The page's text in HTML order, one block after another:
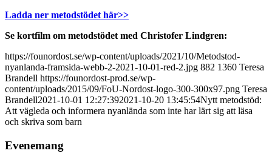
Ladda ner metodstödet här>>
Se kortfilm om metodstödet med Christofer Lindgren:
https://founordost.se/wp-content/uploads/2021/10/Metodstod-
nyanlanda-framsida-webb-2-2021-10-01-red-2.jpg 882 1360 Teresa
Brandell https://founordost-prod.se/wp-
content/uploads/2015/09/FoU-Nordost-logo-300-300x97.png Teresa
Brandell2021-10-01 12:27:392021-10-20 13:45:54Nytt metodstöd:
Att vägleda och informera nyanlända som inte har lärt sig att läsa
och skriva som barn
Evenemang